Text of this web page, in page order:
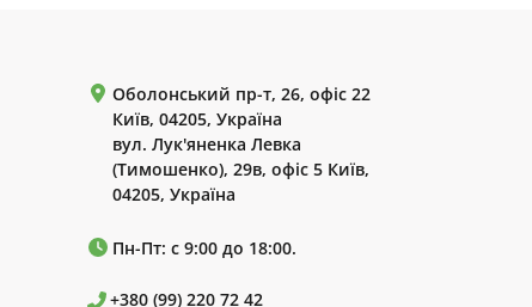
Оболонський пр-т, 26, офіс 22
Київ, 04205, Україна
вул. Лук'яненка Левка
(Тимошенко), 29в, офіс 5 Київ,
04205, Україна
Пн-Пт: с 9:00 до 18:00.
+380 (99) 220 72 42